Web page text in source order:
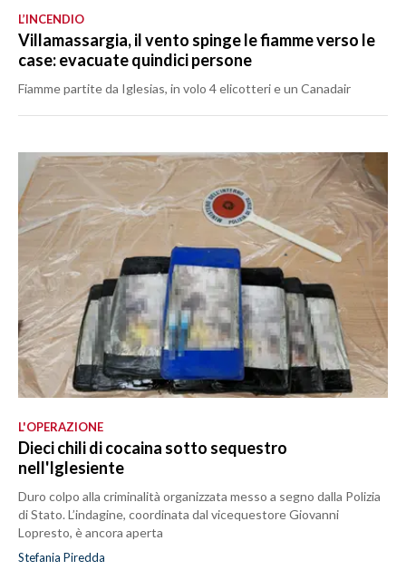
L’INCENDIO
Villamassargia, il vento spinge le fiamme verso le
case: evacuate quindici persone
Fiamme partite da Iglesias, in volo 4 elicotteri e un Canadair
L'OPERAZIONE
Dieci chili di cocaina sotto sequestro
nell'Iglesiente
Duro colpo alla criminalità organizzata messo a segno dalla Polizia
di Stato. L’indagine, coordinata dal vicequestore Giovanni
Lopresto, è ancora aperta
Stefania Piredda